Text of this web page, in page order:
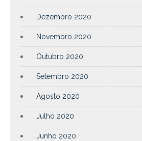
Dezembro 2020
Novembro 2020
Outubro 2020
Setembro 2020
Agosto 2020
Julho 2020
Junho 2020